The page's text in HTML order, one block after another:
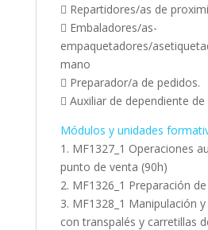
 Repartidores/as de
 Embaladores/as-
empaquetadores/
mano
 Preparador/a de pedidos.
 Auxiliar de dependiente
Módulos y unidades
1. MF1327_1 Operaciones
punto de venta (90h)
2. MF1326_1 Preparación
3. MF1328_1 Manipulación
con transpalés y carretillas